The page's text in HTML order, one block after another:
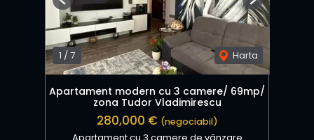
1 /7 Harta
Previous Next
Apartament modern cu 3 camere/ 69mp/
zona Tudor Vladimirescu
280,000 € (negociabil)